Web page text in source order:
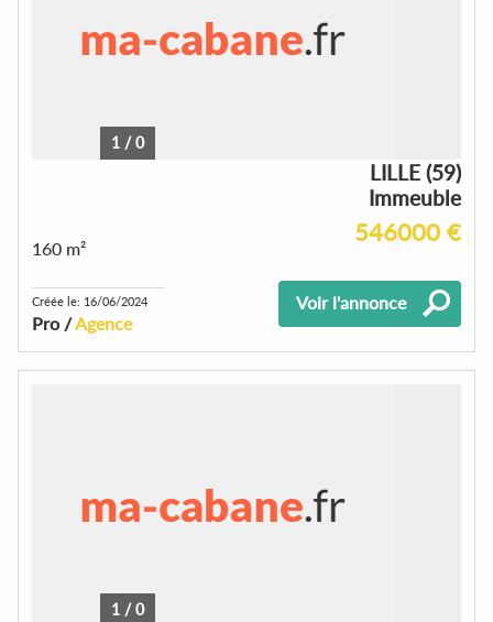
1 /0
LILLE (59)
Immeuble
546000 €
160 m²
Créée le: 16/06/2024
Pro /Agence
Voir l'annonce
1 /0